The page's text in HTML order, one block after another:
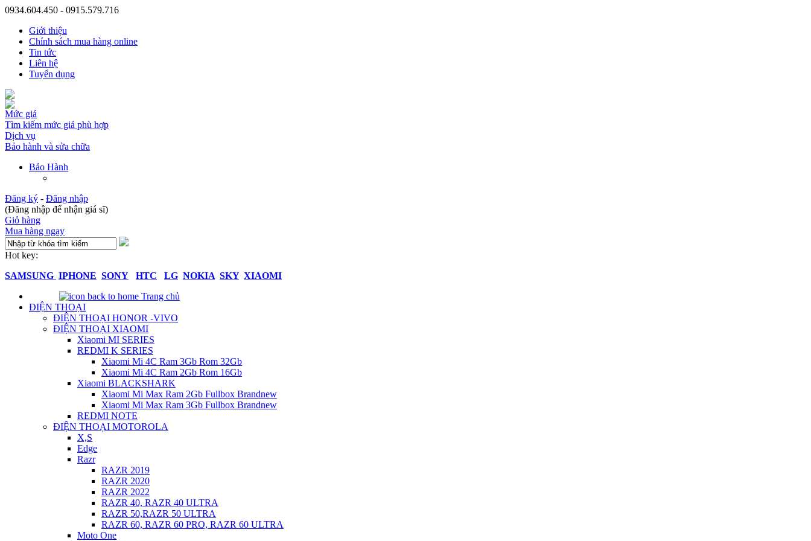
0934.604.450 - 0915.579.716
Giới thiệu
Chính sách mua hàng online
Tin tức
Liên hệ
Tuyển dụng
Mức giá
Tìm kiếm mức giá phù hợp
Dịch vụ
Bảo hành và sửa chữa
Bảo Hành
Đăng ký - Đăng nhập
(Đăng nhập để nhận giá sĩ)
Giỏ hàng
Mua hàng ngay
Hot key:
SAMSUNG IPHONE SONY HTC LG NOKIA SKY XIAOMI
Trang chủ
ĐIỆN THOẠI
ĐIỆN THOẠI HONOR -VIVO
ĐIỆN THOẠI XIAOMI
Xiaomi MI SERIES
REDMI K SERIES
Xiaomi Mi 4C Ram 3Gb Rom 32Gb
Xiaomi Mi 4C Ram 2Gb Rom 16Gb
Xiaomi BLACKSHARK
Xiaomi Mi Max Ram 2Gb Fullbox Brandnew
Xiaomi Mi Max Ram 3Gb Fullbox Brandnew
REDMI NOTE
ĐIỆN THOẠI MOTOROLA
X,S
Edge
Razr
RAZR 2019
RAZR 2020
RAZR 2022
RAZR 40, RAZR 40 ULTRA
RAZR 50,RAZR 50 ULTRA
RAZR 60, RAZR 60 PRO, RAZR 60 ULTRA
Moto One